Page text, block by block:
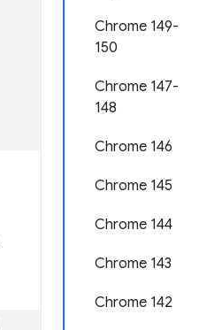
Chrome 149-
150
Chrome 147-
148
Chrome 146
Chrome 145
Chrome 144
Chrome 143
Chrome 142